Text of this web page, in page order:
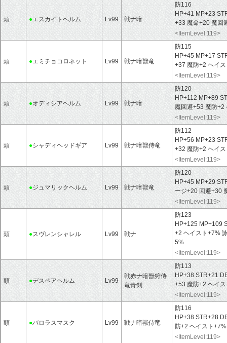
頭 ●エスカイトヘルム Lv99 戦ナ暗
防116
HP+41 MP+23
+33 魔命+20 魔回
<ItemLevel:119>
頭 ●エミチョコロネット Lv99 戦ナ暗獣竜
防115
HP+45 MP+17
+37 魔防+2 ヘイ
<ItemLevel:119>
頭 ●オディシアヘルム Lv99 戦ナ暗
防120
HP+112 MP+89
魔回避+53 魔防+2
<ItemLevel:119>
頭 ●シャディヘッドギア Lv99 戦ナ暗獣侍竜
防112
HP+56 MP+23
+32 魔防+2 ヘイ
<ItemLevel:119>
頭 ●ジュマリックヘルム Lv99 戦ナ暗獣竜
防120
HP+45 MP+29
ージ+20 回避+30
<ItemLevel:119>
頭 ●スヴレンシャレル Lv99 戦ナ
防123
HP+125 MP+109
+2 ヘイスト+7%
5%
<ItemLevel:119>
頭 ●デスペアヘルム Lv99
戦赤ナ暗獣狩侍
竜青剣
防113
HP+38 STR+21
+53 魔防+2 ヘイ
<ItemLevel:119>
頭 ●バロラスマスク Lv99 戦ナ暗獣侍竜
防116
HP+38 STR+28
防+2 ヘイスト
<ItemLevel:119>